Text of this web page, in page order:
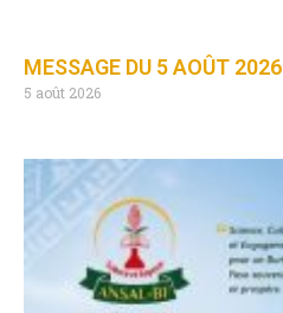
MESSAGE DU 5 AOÛT 2026
5 août 2026